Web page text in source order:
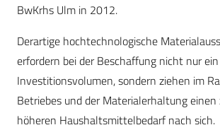
BwKrhs Ulm in 2012.
Derartige hochtechnologische
erfordern bei der Beschaffung nicht nur
Investitionsvolumen, sondern ziehen im
Betriebes und der Materialerhaltung
höheren Haushaltsmittelbedarf nach sich.